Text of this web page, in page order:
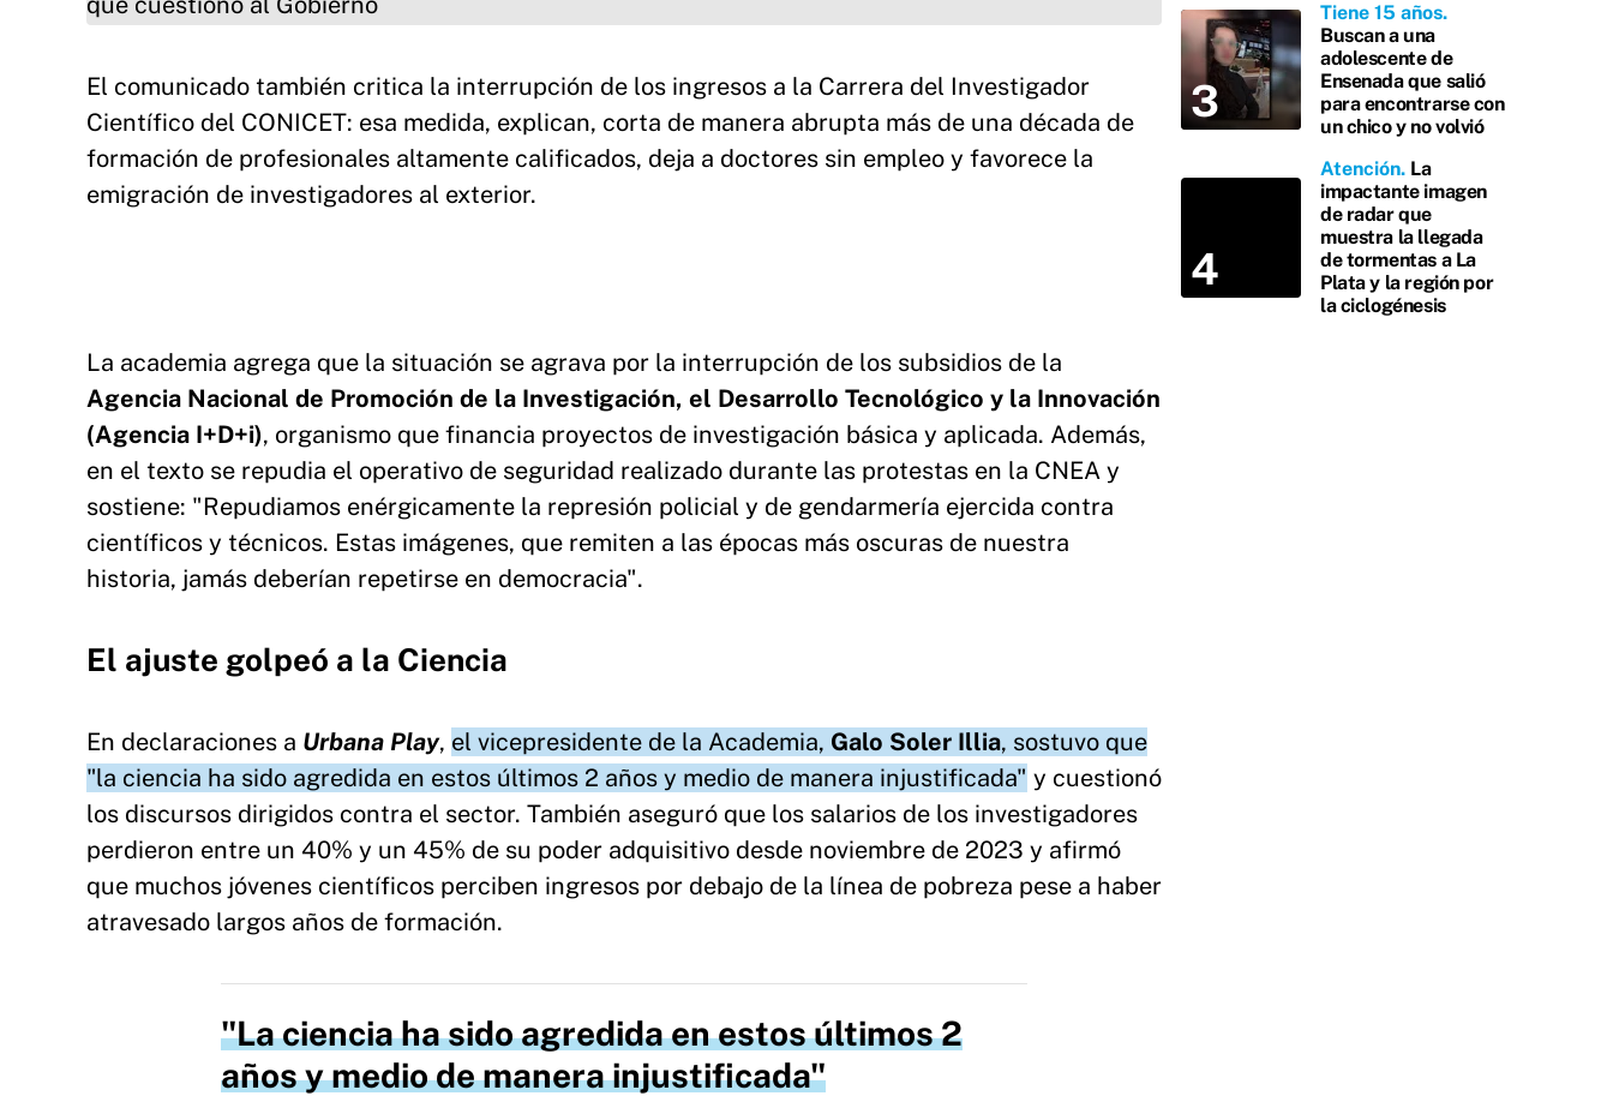
El comunicado también critica la interrupción de los ingresos a la Carrera del Investigador
Científico del CONICET: esa medida, explican, corta de manera abrupta más de una década de
formación de profesionales altamente calificados, deja a doctores sin empleo y favorece la
emigración de investigadores al exterior.
La academia agrega que la situación se agrava por la interrupción de los subsidios de la
Agencia Nacional de Promoción de la Investigación, el Desarrollo Tecnológico y la Innovación
(Agencia I+D+i), organismo que financia proyectos de investigación básica y aplicada. Además,
en el texto se repudia el operativo de seguridad realizado durante las protestas en la CNEA y
sostiene: "Repudiamos enérgicamente la represión policial y de gendarmería ejercida contra
científicos y técnicos. Estas imágenes, que remiten a las épocas más oscuras de nuestra
historia, jamás deberían repetirse en democracia".
El ajuste golpeó a la Ciencia
En declaraciones a Urbana Play, el vicepresidente de la Academia, Galo Soler Illia, sostuvo que
"la ciencia ha sido agredida en estos últimos 2 años y medio de manera injustificada" y cuestionó
los discursos dirigidos contra el sector. También aseguró que los salarios de los investigadores
perdieron entre un 40% y un 45% de su poder adquisitivo desde noviembre de 2023 y afirmó
que muchos jóvenes científicos perciben ingresos por debajo de la línea de pobreza pese a haber
atravesado largos años de formación.
La ciencia ha sido agredida en estos últimos 2
años y medio de manera injustificada
Tiene 15 años
Buscan a una
adolescente de
Ensenada que salió
para encontrarse con
un chico y no volvió
Atención La
impactante imagen
de radar que
muestra la llegada
de tormentas a La
Plata y la región por
la ciclogénesis